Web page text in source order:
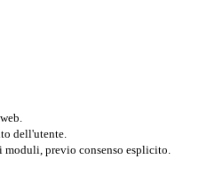
dell'utente.
previo consenso esplicito.